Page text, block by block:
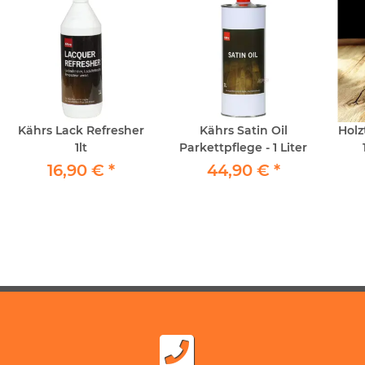
Kährs Lack Refresher
1lt
16,90 € *
Kährs Satin Oil
Parkettpflege - 1 Liter
44,90 € *